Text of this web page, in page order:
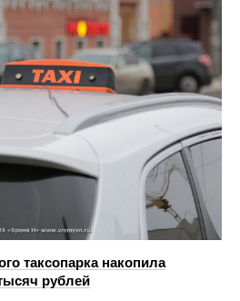
таксопарка накопила
рублей